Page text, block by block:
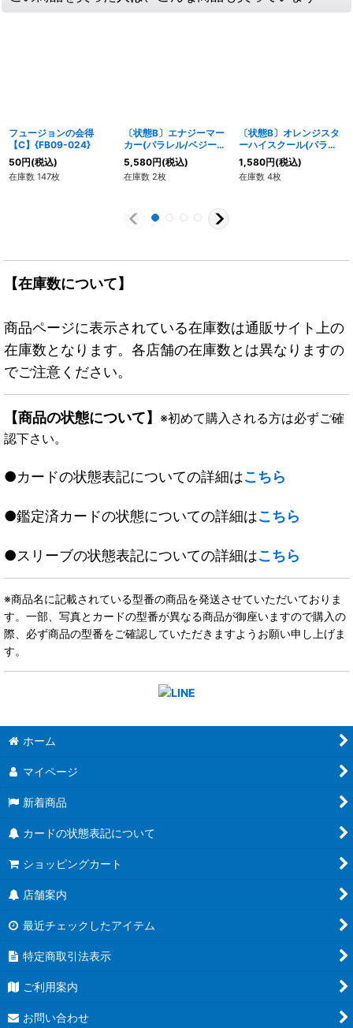
フュージョンの会得
【C】{FB09-024}
50円(税込)
在庫数 147枚
〔状態B〕エナジーマー
カー(パラレル/ベジー
タ)【☆】{E02-04}
5,580円(税込)
在庫数 2枚
〔状態B〕オレンジスタ
ーハイスクール(パラレ
ル/フルアート/フレーム
無)【R☆】{FB03-050}
1,580円(税込)
在庫数 4枚
【在庫数について】
商品ページに表示されている在庫数は通販サイト上の
在庫数となります。各店舗の在庫数とは異なりますの
でご注意ください。
【商品の状態について】 ※初めて購入される方は必ずご確
認下さい。
●カードの状態表記についての詳細はこちら
●鑑定済カードの状態についての詳細はこちら
●スリーブの状態表記についての詳細はこちら
※商品名に記載されている型番の商品を発送させていただいておりま
す。一部、写真とカードの型番が異なる商品が御座いますので購入の
際、必ず商品の型番をご確認していただきますようお願い申し上げま
す。
ホーム
マイページ
新着商品
カードの状態表記について
ショッピングカート
店舗案内
最近チェックしたアイテム
特定商取引法表示
ご利用案内
お問い合わせ